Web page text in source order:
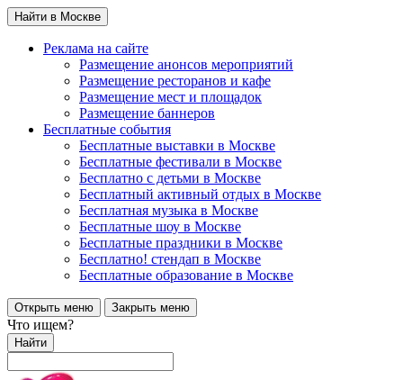
Найти в Москве
Реклама на сайте
Размещение анонсов мероприятий
Размещение ресторанов и кафе
Размещение мест и площадок
Размещение баннеров
Бесплатные события
Бесплатные выставки в Москве
Бесплатные фестивали в Москве
Бесплатно с детьми в Москве
Бесплатный активный отдых в Москве
Бесплатная музыка в Москве
Бесплатные шоу в Москве
Бесплатные праздники в Москве
Бесплатно! стендап в Москве
Бесплатные образование в Москве
Открыть меню Закрыть меню
Что ищем?
Найти